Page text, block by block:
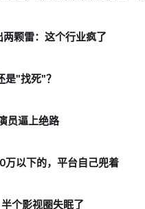
颗雷：这个行业疯了
"找死"？
员逼上绝路
以下的，平台自己兜着
个影视圈失眠了